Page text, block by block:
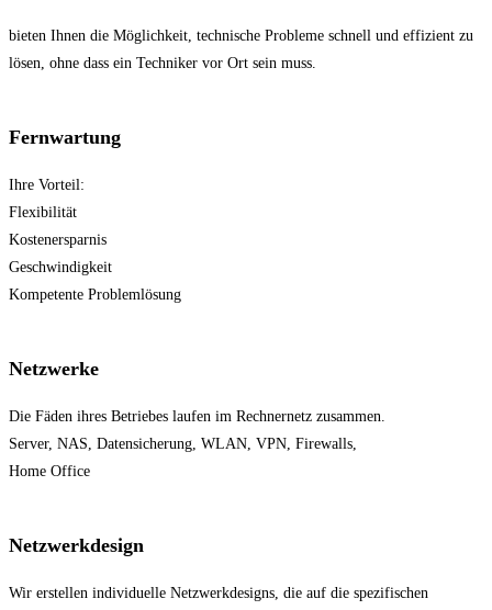
bieten Ihnen die Möglichkeit, technische Probleme schnell und effizient zu
lösen, ohne dass ein Techniker vor Ort sein muss.
Fernwartung
Ihre Vorteil:
Flexibilität
Kostenersparnis
Geschwindigkeit
Kompetente Problemlösung
Netzwerke
Die Fäden ihres Betriebes laufen im Rechnernetz zusammen.
Server, NAS, Datensicherung, WLAN, VPN, Firewalls,
Home Office
Netzwerkdesign
Wir erstellen individuelle Netzwerkdesigns, die auf die spezifischen